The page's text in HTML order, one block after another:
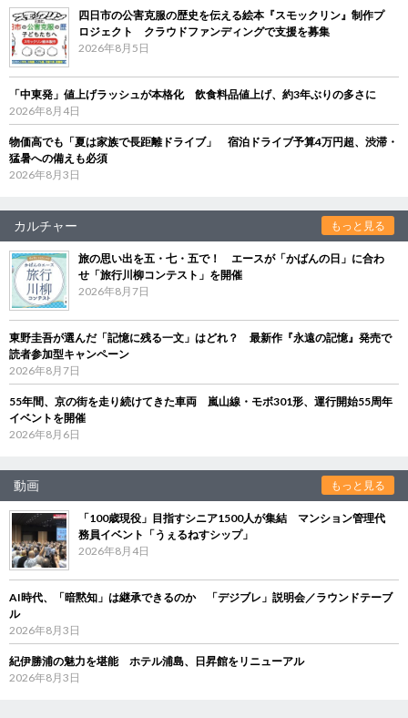
四日市の公害克服の歴史を伝える絵本『スモックリン』制作プ
ロジェクト クラウドファンディングで支援を募集
2026年8月5日
「中東発」値上げラッシュが本格化 飲食料品値上げ、約3年ぶりの多さに
2026年8月4日
物価高でも「夏は家族で長距離ドライブ」 宿泊ドライブ予算4万円超、渋滞・
猛暑への備えも必須
2026年8月3日
カルチャー もっと見る
旅の思い出を五・七・五で！ エースが「かばんの日」に合わ
せ「旅行川柳コンテスト」を開催
2026年8月7日
東野圭吾が選んだ「記憶に残る一文」はどれ？ 最新作『永遠の記憶』発売で
読者参加型キャンペーン
2026年8月7日
55年間、京の街を走り続けてきた車両 嵐山線・モボ301形、運行開始55周年
イベントを開催
2026年8月6日
動画 もっと見る
「100歳現役」目指すシニア1500人が集結 マンション管理代
務員イベント「うぇるねすシップ」
2026年8月4日
AI時代、「暗黙知」は継承できるのか 「デジブレ」説明会／ラウンドテーブ
ル
2026年8月3日
紀伊勝浦の魅力を堪能 ホテル浦島、日昇館をリニューアル
2026年8月3日